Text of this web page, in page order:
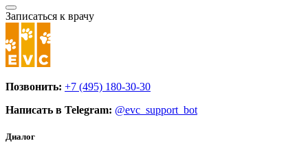
Записаться к врачу
Позвонить: +7 (495) 180-30-30
Написать в Telegram: @evc_support_bot
Диалог